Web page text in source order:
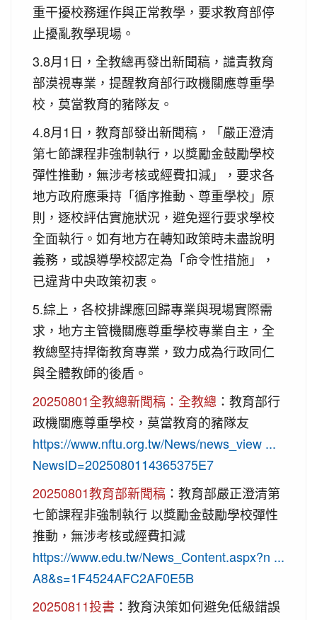
重干擾校務運作與正常教學，要求教育部停
止擾亂教學現場。
3.8月1日，全教總再發出新聞稿，譴責教育
部漠視專業，提醒教育部行政機關應尊重學
校，莫當教育的豬隊友。
4.8月1日，教育部發出新聞稿，「嚴正澄清
第七節課程非強制執行，以獎勵金鼓勵學校
彈性推動，無涉考核或經費扣減」，要求各
地方政府應秉持「循序推動、尊重學校」原
則，逐校評估實施狀況，避免逕行要求學校
全面執行。如有地方在轉知政策時未盡說明
義務，或誤導學校認定為「命令性措施」，
已違背中央政策初衷。
5.綜上，各校排課應回歸專業與現場實際需
求，地方主管機關應尊重學校專業自主，全
教總堅持捍衛教育專業，致力成為行政同仁
與全體教師的後盾。
20250801全教總新聞稿：全教總 ：教育部行
政機關應尊重學校，莫當教育的豬隊友
https://www.nftu.org.tw/News/news_view ...
NewsID=2025080114365375E7
20250801教育部新聞稿 ：教育部嚴正澄清第
七節課程非強制執行 以獎勵金鼓勵學校彈性
推動，無涉考核或經費扣減
https://www.edu.tw/News_Content.aspx?n ...
A8&s=1F4524AFC2AF0E5B
20250811投書 ：教育決策如何避免低級錯誤